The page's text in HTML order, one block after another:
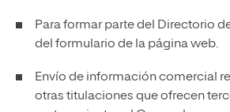
Para formar parte del Directorio
del formulario de la página web.
Envío de información comercial
otras titulaciones que ofrecen